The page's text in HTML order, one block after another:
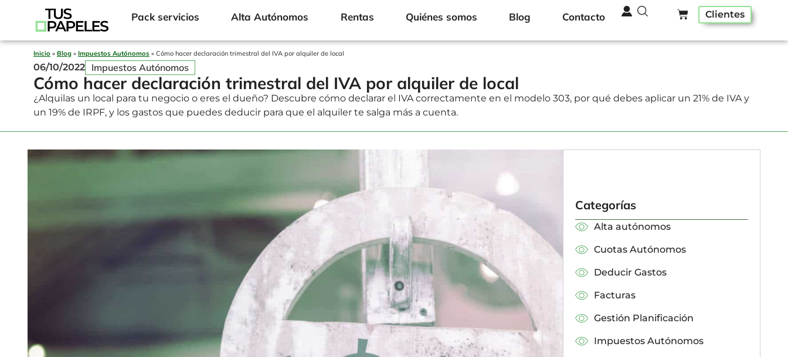
Pack servicios Alta Autónomos Rentas Quiénes somos Blog Contacto Clientes
Inicio » Blog » Impuestos Autónomos » Cómo hacer declaración trimestral del IVA por alquiler de local
06/10/2022 Impuestos Autónomos
Cómo hacer declaración trimestral del IVA por alquiler de local
¿Alquilas un local para tu negocio o eres el dueño? Descubre cómo declarar el IVA correctamente en el modelo 303, por qué debes aplicar un 21% de IVA y
un 19% de IRPF, y los gastos que puedes deducir para que el alquiler te salga más a cuenta.
Categorías
Alta autónomos
Cuotas Autónomos
Deducir Gastos
Facturas
Gestión Planificación
Impuestos Autónomos